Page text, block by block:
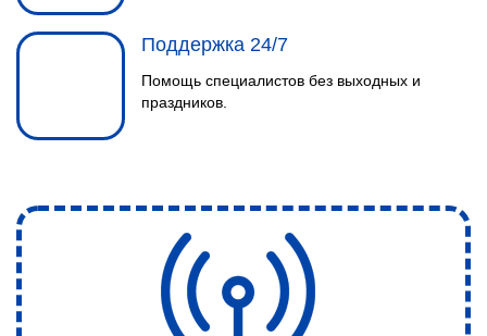
Поддержка 24/7
Помощь специалистов без выходных и
праздников.
1
КОНСУЛЬТАЦИЯ
Звоните и мы подробно
расскажем о подключении Wi-Fi